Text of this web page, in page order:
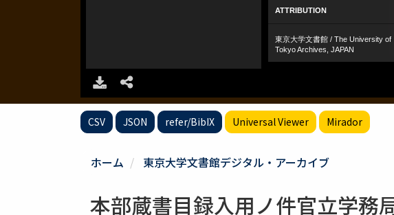
CSV JSON refer/BibIX Universal Viewer Mirador
ホーム 東京大学文書館デジタル・アーカイブ
本部蔵書目録入用ノ件官立学務